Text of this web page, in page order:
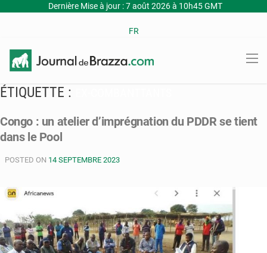
Dernière Mise à jour : 7 août 2026 à 10h45 GMT
FR
ÉTIQUETTE :
Congo : un atelier d’imprégnation du PDDR se tient
dans le Pool
POSTED ON 14 SEPTEMBRE 2023